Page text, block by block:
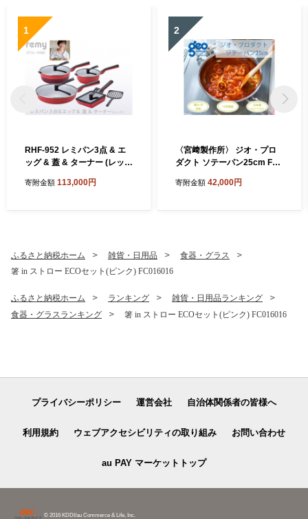
1
RHF-952 レミパン3点 & エ
ッグ & 蓋 & ターナー (レッ
寄附金額 113,000円
2
〈宮﨑製作所〉 ジオ・プロ
ダクト ソテーパン25cm FC0
対応 鍋 ステンレス 燕三条 燕
寄附金額 42,000円
ふるさと納税ホーム 雑貨・日用品
食器・グラス
箸 in ストロー ECOセット(ピンク) FC016016
ふるさと納税ホーム ランキング
雑貨・日用品ランキング
食器・グラスランキング
箸 in ストロー ECOセット(ピンク) FC016016
プライバシーポリシー 運営会社 自治体関係者の皆様へ
利用規約 ウェブアクセシビリティの取り組み お問い合わせ
au PAY マーケットトップ
© 2016 KDDI/au Commerce & Life, Inc.